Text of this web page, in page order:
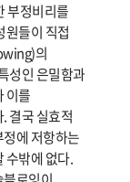
부정비리를
원들이 직접
의
성인 은밀함과
이를
결국 실효적
에 저항하는
수밖에 없다.